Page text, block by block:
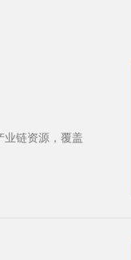
业链资源，覆盖